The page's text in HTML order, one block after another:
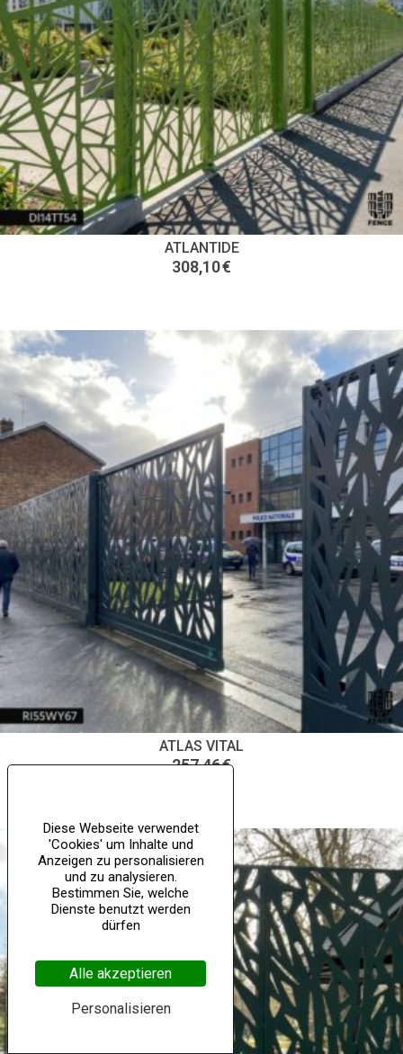
ATLANTIDE
308,10€
ATLAS VITAL
257,46€
Diese Webseite verwendet
'Cookies' um Inhalte und
Anzeigen zu personalisieren
und zu analysieren.
Bestimmen Sie, welche
Dienste benutzt werden
dürfen
Alle akzeptieren
Personalisieren